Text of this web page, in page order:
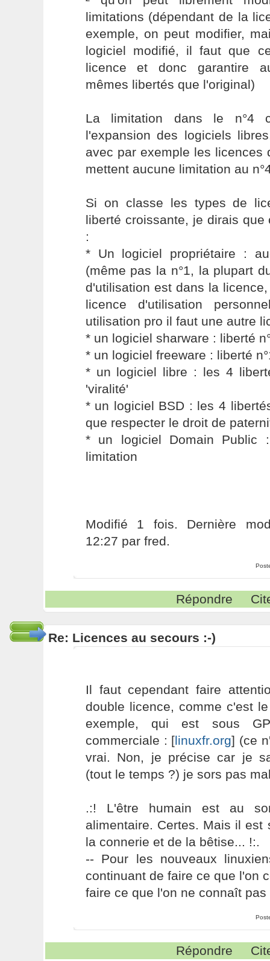
limitations (dépendant de la
exemple, on peut modifier,
logiciel modifié, il faut que
licence et donc garantire
mêmes libertés que l'original)
La limitation dans le n°4
l'expansion des logiciels
avec par exemple les licences
mettent aucune limitation au
Si on classe les types de
liberté croissante, je dirais
:
* Un logiciel propriétaire :
(même pas la n°1, la plupart
d'utilisation est dans la
licence d'utilisation
utilisation pro il faut une autre
* un logiciel sharware : liberté
* un logiciel freeware : liberté
* un logiciel libre : les 4
'viralité'
* un logiciel BSD : les 4
que respecter le droit de
* un logiciel Domain Public
limitation
Modifié 1 fois. Dernière
12:27 par fred.
Répondre
Re: Licences au secours :-)
Il faut cependant faire
double licence, comme c'est
exemple, qui est sous
commerciale : [linuxfr.org] (ce
vrai. Non, je précise car je
(tout le temps ?) je sors pas
.:! L'être humain est au
alimentaire. Certes. Mais il est
la connerie et de la bêtise... !:.
-- Pour les nouveaux
continuant de faire ce que l'on
faire ce que l'on ne connaît pas
Répondre